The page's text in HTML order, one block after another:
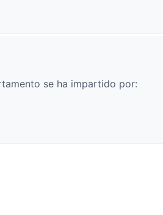
se ha impartido por: